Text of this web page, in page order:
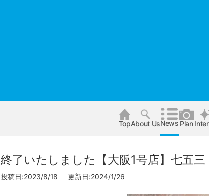
TopAbout UsNews Plan
終了いたしました【大阪1号店】七五
投稿日:2023/8/18 更新日:2024/1/26